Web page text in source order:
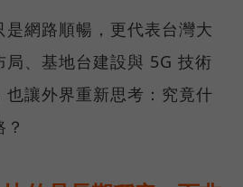
網路順暢，更代表台灣大
、基地台建設與 5G 技術
也讓外界重新思考：究竟什